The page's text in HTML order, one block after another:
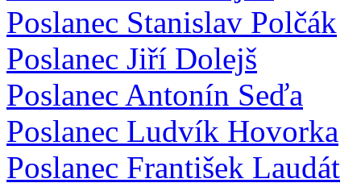
Poslanec Stanislav Polčák
Poslanec Jiří Dolejš
Poslanec Antonín Seďa
Poslanec Ludvík Hovorka
Poslanec František Laudát